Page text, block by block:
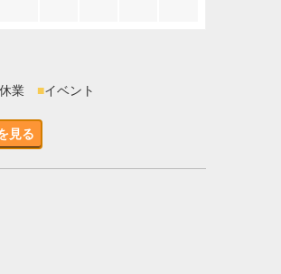
業 ■イベント
見る